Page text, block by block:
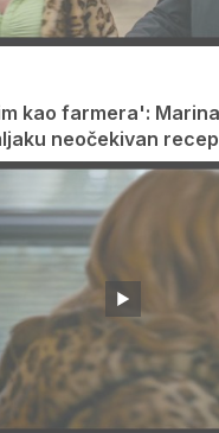
kao farmera':
neočekivan